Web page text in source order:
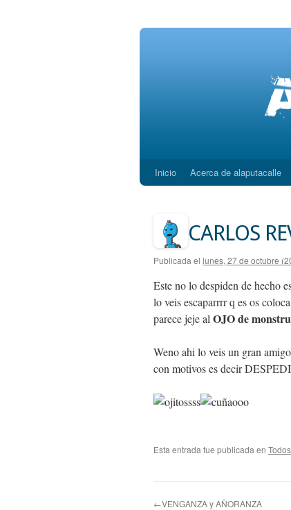
Saltar
contenido
Inicio Acerca de alaputacalle
CARLOS
Publicada el lunes, 27 de octubre
Este no lo despiden de hecho
lo veis escaparrrr q es os
parece jeje al OJO de
Weno ahi lo veis un gran
con motivos es decir
Esta entrada fue publicada en
←VENGANZA y AÑORANZA